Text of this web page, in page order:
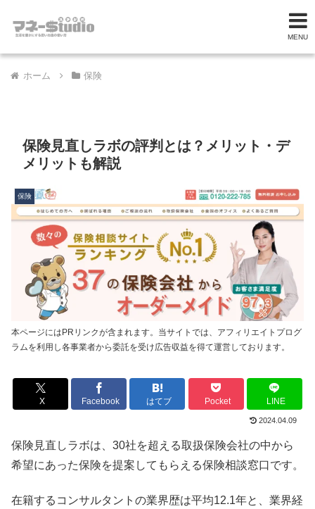
MENU
ホーム 保険
保険見直しラボの評判とは？メリット・デ
メリットも解説
本ページにはPRリンクが含まれます。当サイトでは、アフィリエイトプログ
ラムを利用し各事業者から委託を受け広告収益を得て運営しております。
保険
X Facebook はてブ Pocket LINE
2024.04.09
保険見直しラボは、30社を超える取扱保険会社の中から
希望にあった保険を提案してもらえる保険相談窓口です。
在籍するコンサルタントの業界歴は平均12.1年と、業界経